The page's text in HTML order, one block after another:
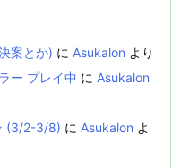
案とか) に Asukalon より
ー プレイ中 に Asukalon
(3/2-3/8) に Asukalon よ